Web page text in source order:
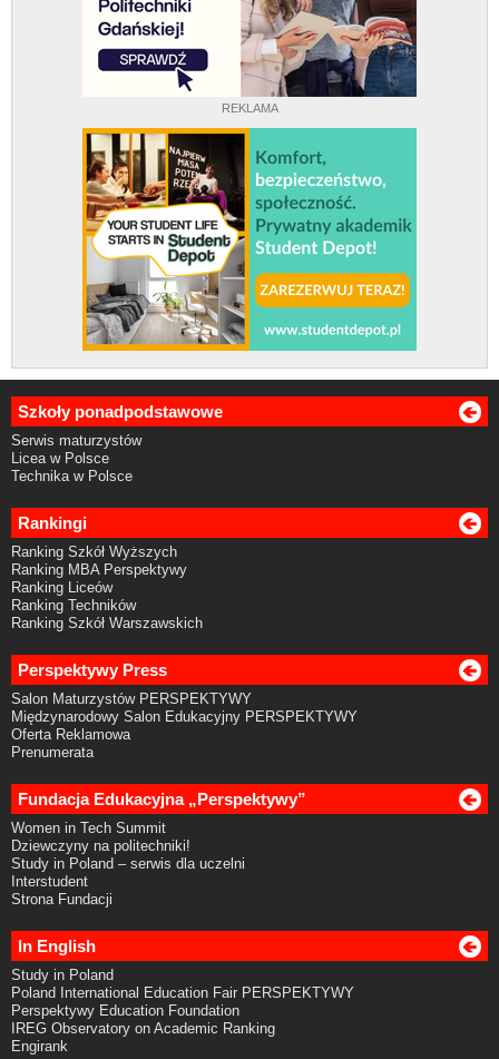
REKLAMA
Szkoły ponadpodstawowe
Serwis maturzystów
Licea w Polsce
Technika w Polsce
Rankingi
Ranking Szkół Wyższych
Ranking MBA Perspektywy
Ranking Liceów
Ranking Techników
Ranking Szkół Warszawskich
Perspektywy Press
Salon Maturzystów PERSPEKTYWY
Międzynarodowy Salon Edukacyjny PERSPEKTYWY
Oferta Reklamowa
Prenumerata
Fundacja Edukacyjna „Perspektywy”
Women in Tech Summit
Dziewczyny na politechniki!
Study in Poland – serwis dla uczelni
Interstudent
Strona Fundacji
In English
Study in Poland
Poland International Education Fair PERSPEKTYWY
Perspektywy Education Foundation
IREG Observatory on Academic Ranking
Engirank